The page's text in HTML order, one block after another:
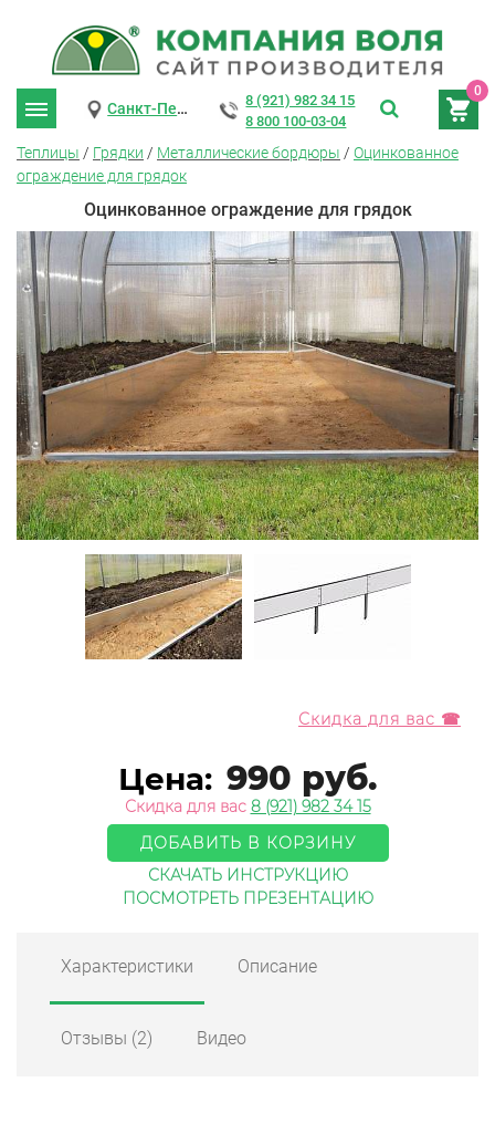
0
Санкт-Петербург
8 (921) 982 34 15
8 800 100-03-04
Теплицы / Грядки / Металлические бордюры / Оцинкованное
ограждение для грядок
Оцинкованное ограждение для грядок
Скидка для вас ☎
Цена: 990 руб.
Скидка для вас 8 (921) 982 34 15
ДОБАВИТЬ В КОРЗИНУ
СКАЧАТЬ ИНСТРУКЦИЮ
ПОСМОТРЕТЬ ПРЕЗЕНТАЦИЮ
Характеристики Описание
Отзывы (2) Видео